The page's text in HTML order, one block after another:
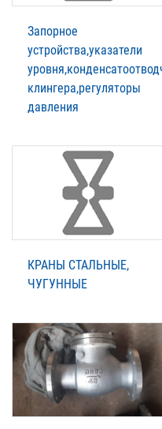
Запорное
устройства,указатели
клингера,регуляторы
давления
КРАНЫ СТАЛЬНЫЕ,
ЧУГУННЫЕ